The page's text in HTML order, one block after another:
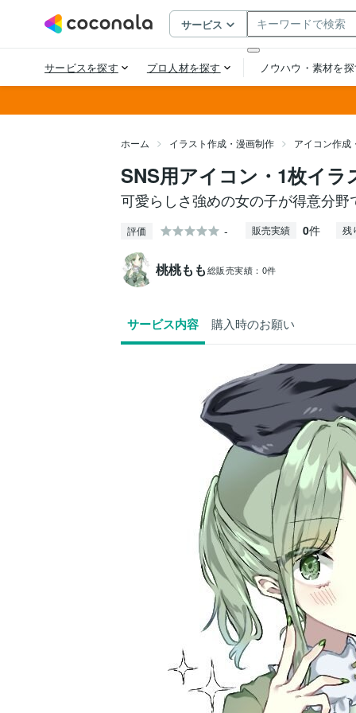
ホーム イラスト作成・漫画制作 アイコン作成
SNS用アイコン・1枚イ
可愛らしさ強めの女の子が得意分野
評価 - 販売実績 0件 残
桃桃もも総販売実績： 0件
サービス内容 購入時のお願い